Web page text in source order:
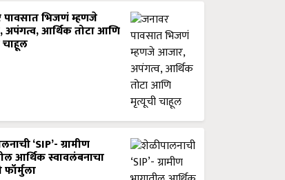
पावसात भिजणं म्हणजे
आर्थिक तोटा आणि
चाहूल
‘SIP’- ग्रामीण
आर्थिक स्वावलंबनाचा